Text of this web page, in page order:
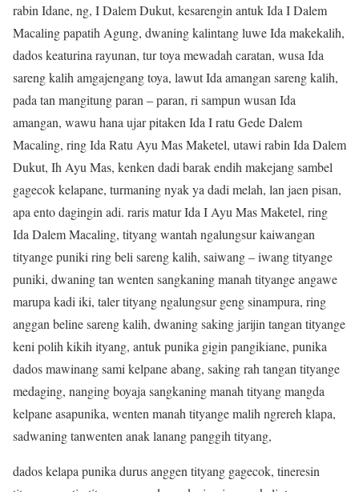
rabin Idane, ng, I Dalem Dukut, kesarengin antuk Ida I Dalem
Macaling papatih Agung, dwaning kalintang luwe Ida makekalih,
dados keaturina rayunan, tur toya mewadah caratan, wusa Ida
sareng kalih amgajengang toya, lawut Ida amangan sareng kalih,
pada tan mangitung paran – paran, ri sampun wusan Ida
amangan, wawu hana ujar pitaken Ida I ratu Gede Dalem
Macaling, ring Ida Ratu Ayu Mas Maketel, utawi rabin Ida Dalem
Dukut, Ih Ayu Mas, kenken dadi barak endih makejang sambel
gagecok kelapane, turmaning nyak ya dadi melah, lan jaen pisan,
apa ento dagingin adi. raris matur Ida I Ayu Mas Maketel, ring
Ida Dalem Macaling, tityang wantah ngalungsur kaiwangan
tityange puniki ring beli sareng kalih, saiwang – iwang tityange
puniki, dwaning tan wenten sangkaning manah tityange angawe
marupa kadi iki, taler tityang ngalungsur geng sinampura, ring
anggan beline sareng kalih, dwaning saking jarijin tangan tityange
keni polih kikih ityang, antuk punika gigin pangikiane, punika
dados mawinang sami kelpane abang, saking rah tangan tityange
medaging, nanging boyaja sangkaning manah tityang mangda
kelpane asapunika, wenten manah tityange malih ngrereh klapa,
sadwaning tanwenten anak lanang panggih tityang,
dados kelapa punika durus anggen tityang gagecok, tineresin